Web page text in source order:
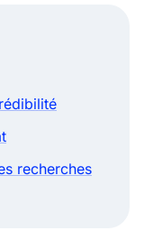
recherches